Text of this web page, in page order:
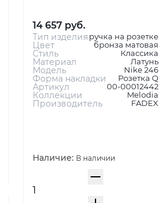
14 657 руб.
Тип изделия ручка на розетке
Цвет бронза матовая
Стиль Классика
Материал Латунь
Модель Nike 246
Форма накладки Розетка Q
Артикул 00-00012442
Коллекции Melodia
Производитель FADEX
Наличие: В наличии